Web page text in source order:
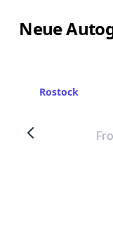
Neue
Rostock